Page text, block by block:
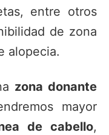
entre otros
de zona
alopecia.
zona donante
mayor
de cabello,